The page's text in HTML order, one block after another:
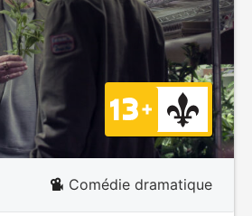
Comédie dramatique